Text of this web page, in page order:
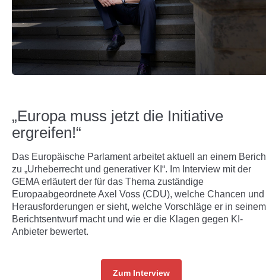
„Europa muss jetzt die Initiative
ergreifen!“
Das Europäische Parlament arbeitet aktuell an einem
zu „Urheberrecht und generativer KI“. Im Interview mit der
GEMA erläutert der für das Thema zuständige
Europaabgeordnete Axel Voss (CDU), welche Chancen und
Herausforderungen er sieht, welche Vorschläge er in seinem
Berichtsentwurf macht und wie er die Klagen gegen KI-
Anbieter bewertet.
Zum Interview